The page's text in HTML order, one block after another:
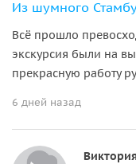
Всё прошло
экскурсия были на
прекрасную работу
6 дней назад